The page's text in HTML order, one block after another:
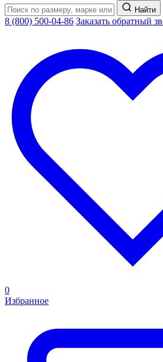
Найти
8 (800) 500-04-86 Заказать обратный
0
Избранное